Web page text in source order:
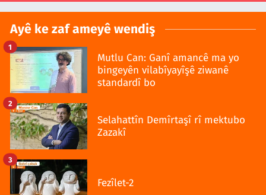
Ayê ke zaf ameyê wendiş
Mutlu Can: Ganî amancê ma yo
bingeyên vilabîyayîşê ziwanê
standardî bo
1
Selahattîn Demîrtaşî rî mektubo
Zazakî
2
Fezîlet-2
3